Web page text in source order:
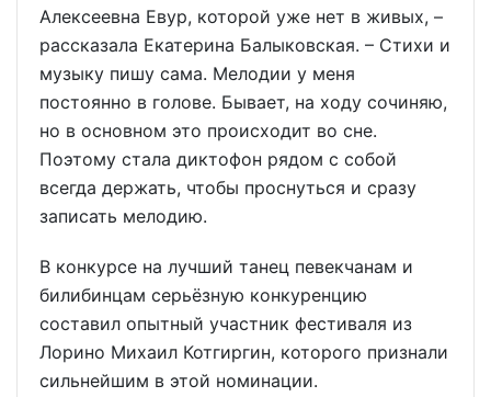
Алексеевна Евур, которой уже нет в живых, –
рассказала Екатерина Балыковская. – Стихи и
музыку пишу сама. Мелодии у меня
постоянно в голове. Бывает, на ходу сочиняю,
но в основном это происходит во сне.
Поэтому стала диктофон рядом с собой
всегда держать, чтобы проснуться и сразу
записать мелодию.
В конкурсе на лучший танец певекчанам и
билибинцам серьёзную конкуренцию
составил опытный участник фестиваля из
Лорино Михаил Котгиргин, которого признали
сильнейшим в этой номинации.